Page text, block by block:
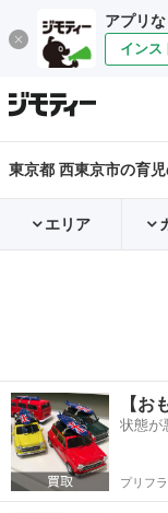
アプリ
インス
東京都 西東京市の育
エリア
【お
状態が
プリフラ